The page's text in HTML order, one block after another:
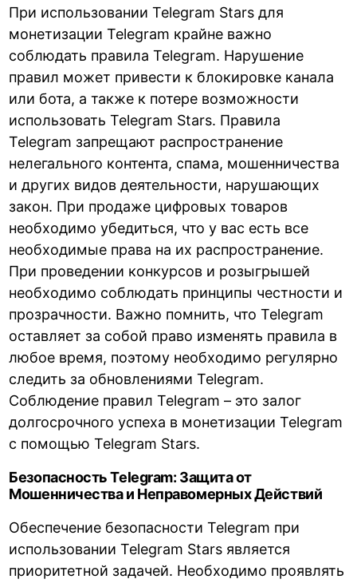
При использовании Telegram Stars для
монетизации Telegram крайне важно
соблюдать правила Telegram. Нарушение
правил может привести к блокировке канала
или бота, а также к потере возможности
использовать Telegram Stars. Правила
Telegram запрещают распространение
нелегального контента, спама, мошенничества
и других видов деятельности, нарушающих
закон. При продаже цифровых товаров
необходимо убедиться, что у вас есть все
необходимые права на их распространение.
При проведении конкурсов и розыгрышей
необходимо соблюдать принципы честности и
прозрачности. Важно помнить, что Telegram
оставляет за собой право изменять правила в
любое время, поэтому необходимо регулярно
следить за обновлениями Telegram.
Соблюдение правил Telegram – это залог
долгосрочного успеха в монетизации Telegram
с помощью Telegram Stars.
Безопасность Telegram: Защита от
Мошенничества и Неправомерных Действий
Обеспечение безопасности Telegram при
использовании Telegram Stars является
приоритетной задачей. Необходимо проявлять